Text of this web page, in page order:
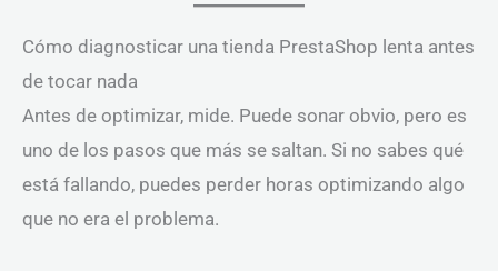
Cómo diagnosticar una tienda PrestaShop lenta antes
de tocar nada
Antes de optimizar, mide. Puede sonar obvio, pero es
uno de los pasos que más se saltan. Si no sabes qué
está fallando, puedes perder horas optimizando algo
que no era el problema.